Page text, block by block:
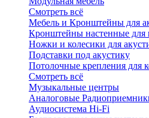
Смотреть всё
Мебель и Кронштейны для
Кронштейны настенные для
Ножки и колесики для
Подставки под акустику
Потолочные крепления для
Смотреть всё
Музыкальные центры
Аналоговые
Аудиосистема Hi-Fi